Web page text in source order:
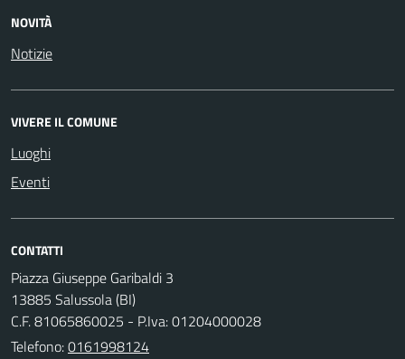
NOVITÀ
Notizie
VIVERE IL COMUNE
Luoghi
Eventi
CONTATTI
Piazza Giuseppe Garibaldi 3
13885 Salussola (BI)
C.F. 81065860025 - P.Iva: 01204000028
Telefono:0161998124